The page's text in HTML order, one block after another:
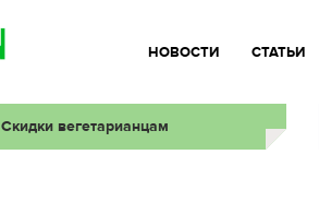
НОВОСТИ СТАТЬИ
Скидки вегетарианцам